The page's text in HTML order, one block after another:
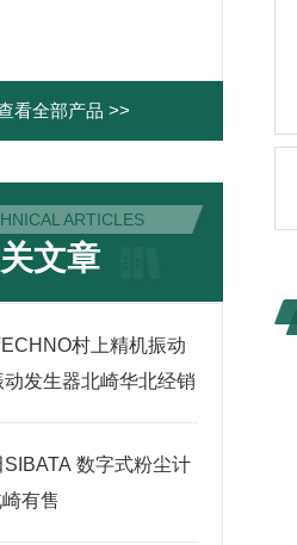
看全部产品 >>
ARTICLES
文章
村上精机振动
动发生器北崎华北经销
SIBATA 数字式粉尘计
有售